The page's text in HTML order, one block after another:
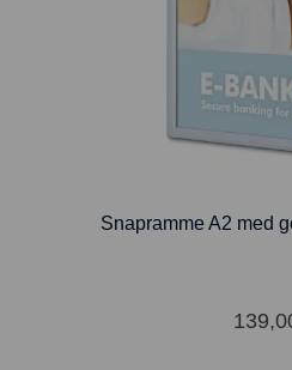
Snapramme A2 med